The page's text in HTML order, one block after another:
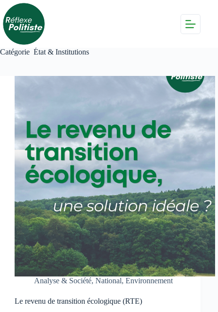
Passer
au
contenu
Catégorie État & Institutions
Analyse & Société, National, Environnement
Le revenu de transition écologique (RTE)